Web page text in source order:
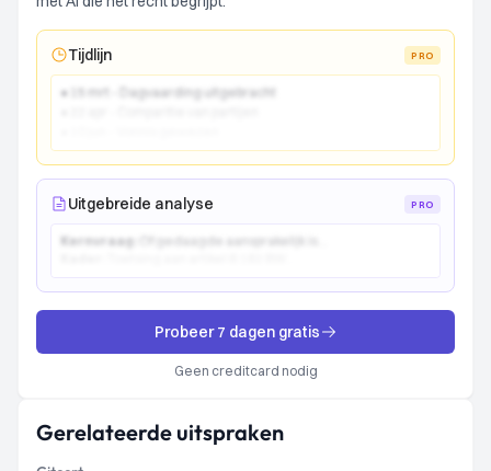
Tijdlijn PRO
● 15 mrt - Dagvaarding uitgebracht
Uitgebreide analyse PRO
Kernvraag:
Probeer 7 dagen gratis
Geen creditcard nodig
Gerelateerde uitspraken